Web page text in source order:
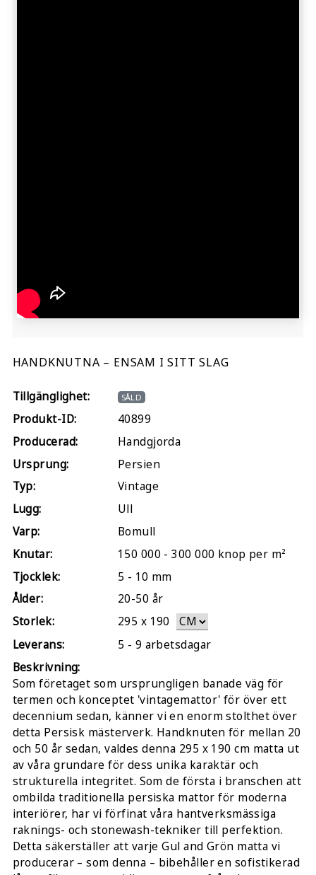
HANDKNUTNA – ENSAM I SITT SLAG
Tillgänglighet: SÅLD
Produkt-ID:
40899
Producerad:
Handgjorda
Ursprung:
Persien
Typ:
Vintage
Lugg:
Ull
Varp:
Bomull
Knutar:
150 000 - 300 000 knop per m²
Tjocklek:
5 - 10 mm
Ålder:
20-50 år
Storlek:
295 x 190
Leverans:
5 - 9 arbetsdagar
Beskrivning:
Som företaget som ursprungligen banade väg för
termen och konceptet 'vintagemattor' för över ett
decennium sedan, känner vi en enorm stolthet över
detta Persisk mästerverk. Handknuten för mellan 20
och 50 år sedan, valdes denna 295 x 190 cm matta ut
av våra grundare för dess unika karaktär och
strukturella integritet. Som de första i branschen att
ombilda traditionella persiska mattor för moderna
interiörer, har vi förfinat våra hantverksmässiga
raknings- och stonewash-tekniker till perfektion.
Detta säkerställer att varje Gul and Grön matta vi
producerar – som denna – bibehåller en sofistikerad